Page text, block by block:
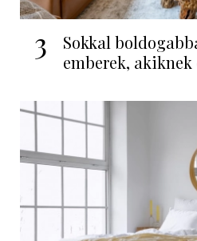
3
Sokkal
emberek, akiknek